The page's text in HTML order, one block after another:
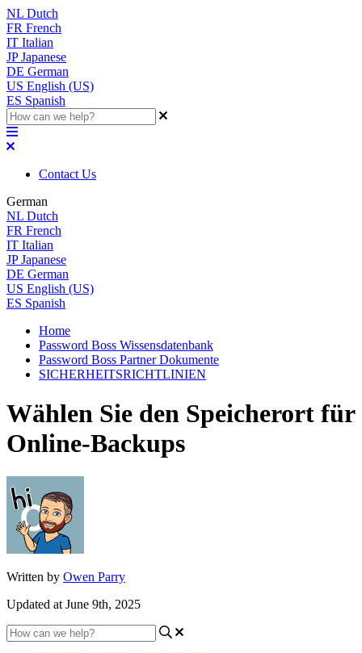
NL Dutch
FR French
IT Italian
JP Japanese
DE German
US English (US)
ES Spanish
Contact Us
German
NL Dutch
FR French
IT Italian
JP Japanese
DE German
US English (US)
ES Spanish
Home
Password Boss Wissensdatenbank
Password Boss Partner Dokumente
SICHERHEITSRICHTLINIEN
Wählen Sie den Speicherort für
Online-Backups
Written by Owen Parry
Updated at June 9th, 2025